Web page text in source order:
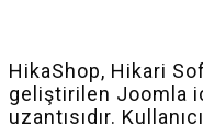
HikaShop, Hikari
geliştirilen Joomla
uzantısıdır.